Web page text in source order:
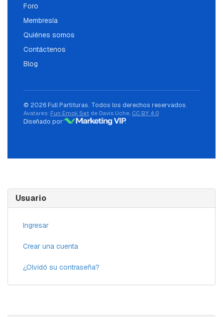
Foro
Membresía
Quiénes somos
Contáctenos
Blog
© 2026 Full Partituras. Todos los derechos reservados.
Avatares: Fun Emoji Set de Davis Uche, CC BY 4.0
Diseñado por
Usuario
Ingresar
Crear una cuenta
¿Olvidó su contraseña?